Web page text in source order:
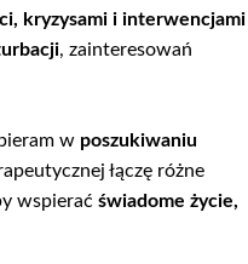
kryzysami i interwencjami
, zainteresowań
w poszukiwaniu
łączę różne
wspierać świadome życie,